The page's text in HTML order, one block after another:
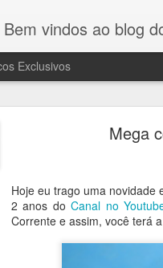
Mega
Hoje eu trago uma novidade
2 anos doCanal no
Corrente e assim, você terá
Bem vindos ao blog do Wagner Reis.
Exclusivos
Olha que lindo o
no meu canalno